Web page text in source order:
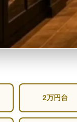
2万円台